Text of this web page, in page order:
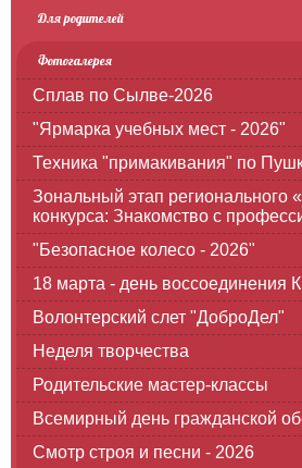
Для родителей
Фотогалерея
Сплав по Сылве-2026
"Ярмарка учебных мест - 2026"
Техника "примакивания" по
Зональный этап регионального
конкурса: Знакомство с
"Безопасное колесо - 2026"
18 марта - день воссоединения
Волонтерский слет "ДоброДел"
Неделя творчества
Родительские мастер-классы
Всемирный день гражданской
Смотр строя и песни - 2026